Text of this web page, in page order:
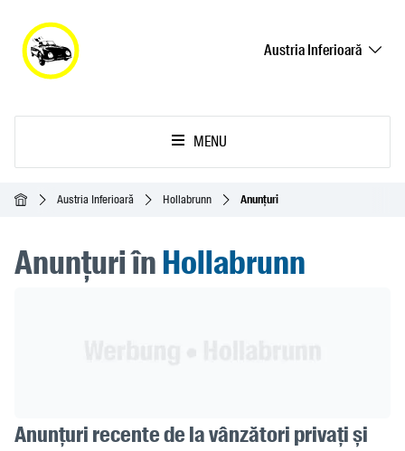
Austria Inferioară
MENU
Acasă Austria Inferioară Hollabrunn Anunțuri
Anunțuri înHollabrunn
Anunțuri recente de la vânzători privați și